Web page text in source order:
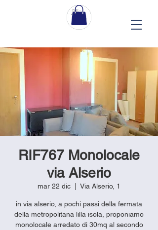
RIF767 Monolocale
via Alserio
mar 22 dic Via Alserio, 1
in via alserio, a pochi passi della fermata
della metropolitana lilla isola, proponiamo
monolocale arredato di 30mq al secondo